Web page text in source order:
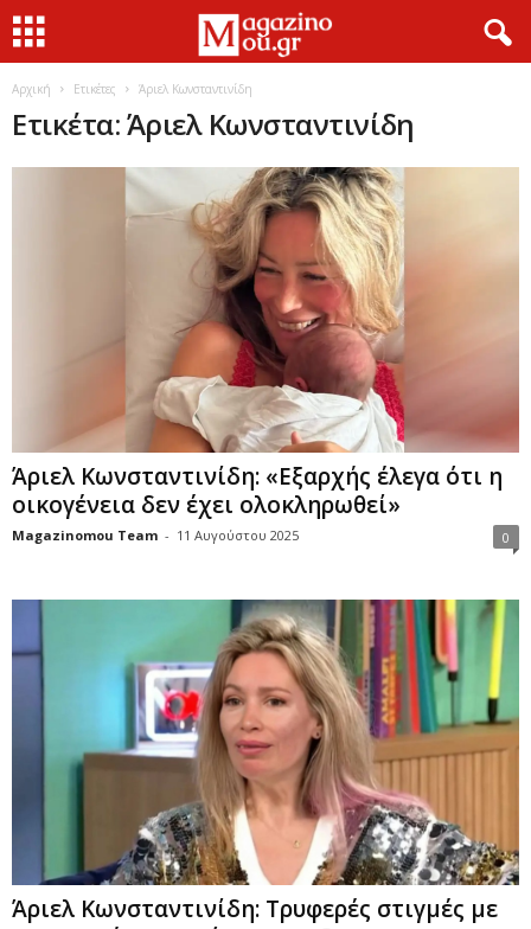
Αρχική Ετικέτες Άριελ Κωνσταντινίδη
Ετικέτα: Άριελ Κωνσταντινίδη
Άριελ Κωνσταντινίδη: «Εξαρχής έλεγα ότι η
οικογένεια δεν έχει ολοκληρωθεί»
Magazinomou Team - 11 Αυγούστου 2025 0
Άριελ Κωνσταντινίδη: Τρυφερές στιγμές με